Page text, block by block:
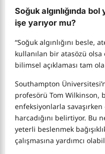
Soğuk algınlığında
işe yarıyor mu?
“Soğuk algınlığını besle,
kullanılan bir atasözü
bilimsel açıklaması tam
Southampton
profesörü Tom Wilkinson,
enfeksiyonlarla
harcadığını belirtiyor. Bu
yeterli beslenmek
çalışmasına yardımcı